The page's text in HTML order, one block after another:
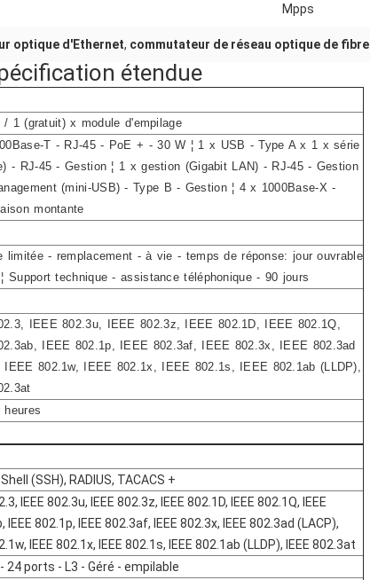
Mpps
optique d'Ethernet, commutateur de réseau optique de fibre
étendue
/ 1 (gratuit) x module d'empilage
T - RJ-45 - PoE + - 30 W ¦ 1 x USB - Type A x 1 x série
- RJ-45 - Gestion ¦ 1 x gestion (Gigabit LAN) - RJ-45 - Gestion
(mini-USB) - Type B - Gestion ¦ 4 x 1000Base-X -
montante
limitée - remplacement - à vie - temps de réponse: jour ouvrable
Support technique - assistance téléphonique - 90 jours
IEEE 802.3u, IEEE 802.3z, IEEE 802.1D, IEEE 802.1Q,
IEEE 802.1p, IEEE 802.3af, IEEE 802.3x, IEEE 802.3ad
IEEE 802.1w, IEEE 802.1x, IEEE 802.1s, IEEE 802.1ab (LLDP),
heures
(SSH), RADIUS, TACACS +
IEEE 802.3u, IEEE 802.3z, IEEE 802.1D, IEEE 802.1Q, IEEE
IEEE 802.1p, IEEE 802.3af, IEEE 802.3x, IEEE 802.3ad (LACP),
IEEE 802.1x, IEEE 802.1s, IEEE 802.1ab (LLDP), IEEE 802.3at
24 ports - L3 - Géré - empilable